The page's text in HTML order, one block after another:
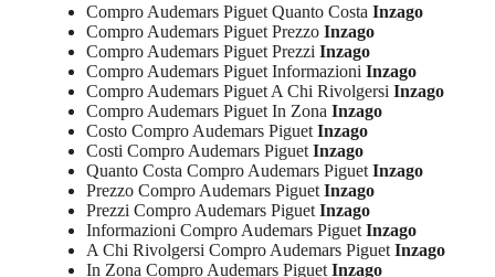
Compro Audemars Piguet Quanto Costa Inzago
Compro Audemars Piguet Prezzo Inzago
Compro Audemars Piguet Prezzi Inzago
Compro Audemars Piguet Informazioni Inzago
Compro Audemars Piguet A Chi Rivolgersi Inzago
Compro Audemars Piguet In Zona Inzago
Costo Compro Audemars Piguet Inzago
Costi Compro Audemars Piguet Inzago
Quanto Costa Compro Audemars Piguet Inzago
Prezzo Compro Audemars Piguet Inzago
Prezzi Compro Audemars Piguet Inzago
Informazioni Compro Audemars Piguet Inzago
A Chi Rivolgersi Compro Audemars Piguet Inzago
In Zona Compro Audemars Piguet Inzago